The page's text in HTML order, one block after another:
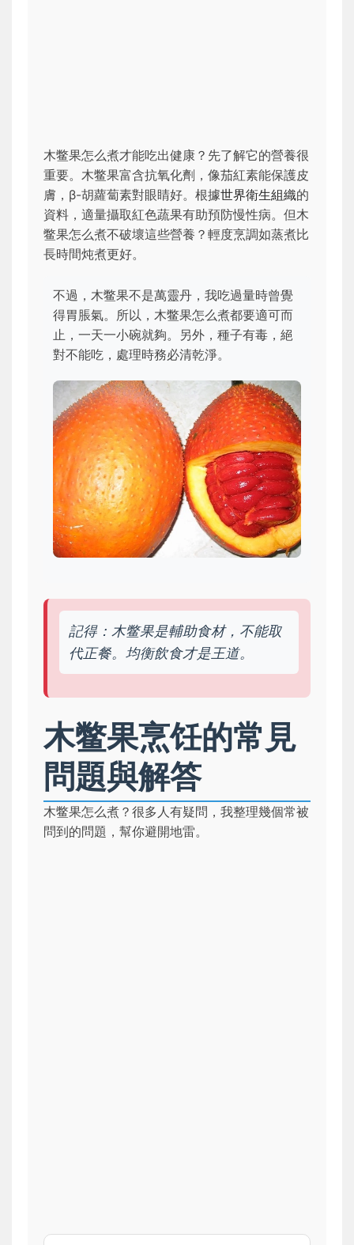
木鳖果怎么煮才能吃出健康？先了解它的營養很
重要。木鳖果富含抗氧化劑，像茄紅素能保護皮
膚，β-胡蘿蔔素對眼睛好。根據世界衛生組織的
資料，適量攝取紅色蔬果有助預防慢性病。但木
鳖果怎么煮不破壞這些營養？輕度烹調如蒸煮比
長時間炖煮更好。
不過，木鳖果不是萬靈丹，我吃過量時曾覺
得胃脹氣。所以，木鳖果怎么煮都要適可而
止，一天一小碗就夠。另外，種子有毒，絕
對不能吃，處理時務必清乾淨。
記得：木鳖果是輔助食材，不能取
代正餐。均衡飲食才是王道。
木鳖果烹饪的常見
問題與解答
木鳖果怎么煮？很多人有疑問，我整理幾個常被
問到的問題，幫你避開地雷。